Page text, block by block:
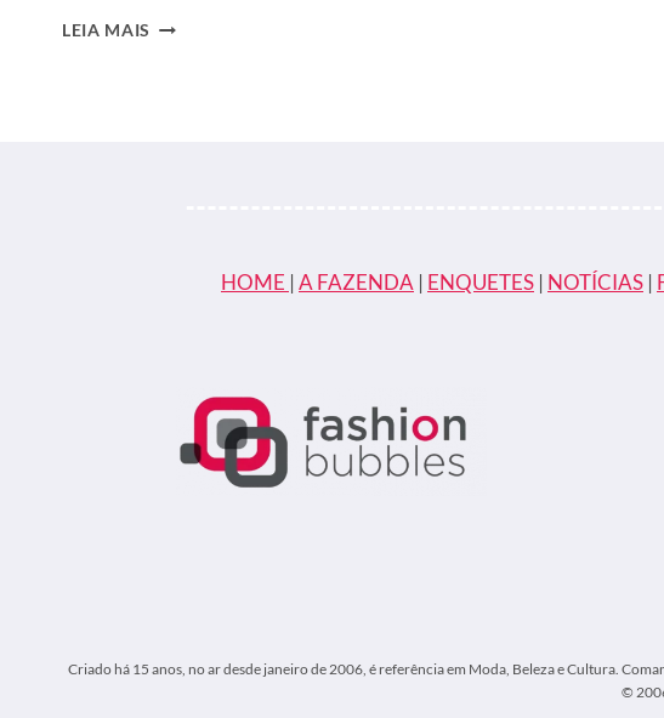
LEIA MAIS HYTALO
HOME | A FAZENDA | ENQUETES | NOTÍCIAS |
Criado há 15 anos, no ar desde janeiro de 2006, é referência em Moda, Beleza e Cultura.
©